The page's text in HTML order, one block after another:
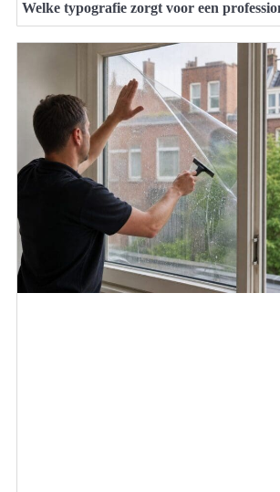
Welke typografie zorgt voor een